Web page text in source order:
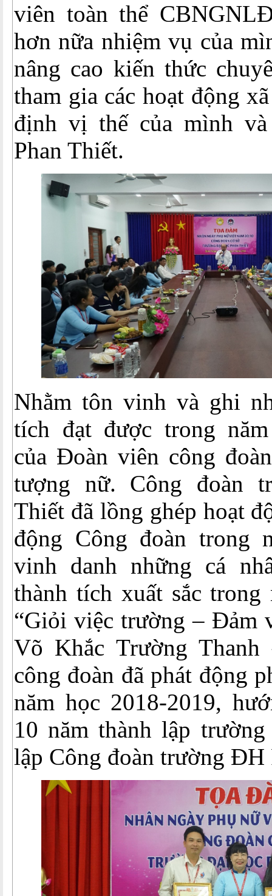
viên toàn thể
hơn nữa nhiệm vụ của
nâng cao kiến thức
tham gia các hoạt động
định vị thế của mình
Phan Thiết.
Nhằm tôn vinh và ghi
tích đạt được trong
của Đoàn viên công
tượng nữ. Công đoàn
Thiết đã lồng ghép hoạt
động Công đoàn trong
vinh danh những cá
thành tích xuất sắc trong
“Giỏi việc trường – Đảm
Võ Khắc Trường
công đoàn đã phát động
năm học 2018-2019,
10 năm thành lập
lập Công đoàn trường ĐH